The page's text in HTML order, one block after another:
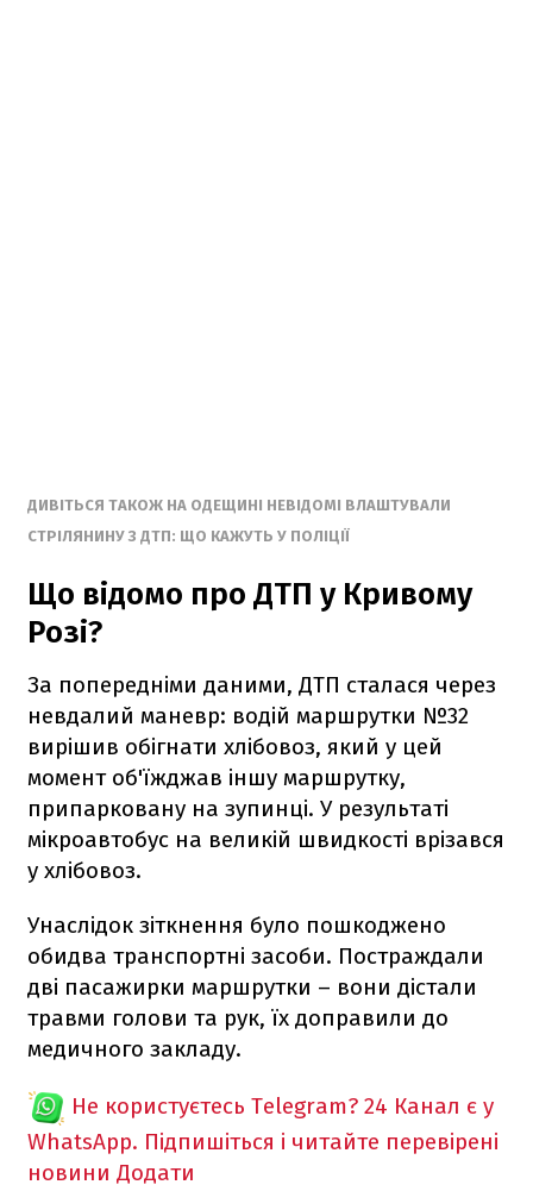
ДИВІТЬСЯ ТАКОЖ НА ОДЕЩИНІ НЕВІДОМІ ВЛАШТУВАЛИ
СТРІЛЯНИНУ З ДТП: ЩО КАЖУТЬ У ПОЛІЦІЇ
Що відомо про ДТП у Кривому
Розі?
За попередніми даними, ДТП сталася через
невдалий маневр: водій маршрутки №32
вирішив обігнати хлібовоз, який у цей
момент об'їжджав іншу маршрутку,
припарковану на зупинці. У результаті
мікроавтобус на великій швидкості врізався
у хлібовоз.
Унаслідок зіткнення було пошкоджено
обидва транспортні засоби. Постраждали
дві пасажирки маршрутки – вони дістали
травми голови та рук, їх доправили до
медичного закладу.
Не користуєтесь Telegram? 24 Канал є у
WhatsApp. Підпишіться і читайте перевірені
новини Додати